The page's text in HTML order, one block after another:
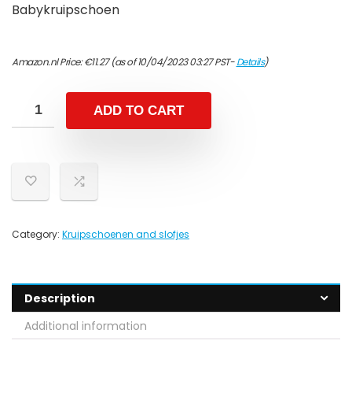
Babykruipschoen
Amazon.nl Price:€11.27(as of 10/04/2023 03:27 PST-Details)
ADD TO CART
Category: Kruipschoenen and slofjes
Description
Additional information